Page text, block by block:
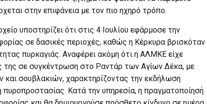
στην επιφάνεια με τον πιο ηχηρό τρόπο.
υποστηρίζει ότι στις 4 Ιουλίου εφάρμοσε την
σε δασικές περιοχές, καθώς η Κέρκυρα βρισκόταν
πυρκαγιάς. Αναφέρει ακόμη ότι η ΑΛΜΚΕ είχε
της σε συγκέντρωση στο Ραντάρ των Αγίων Δέκα, με
σουβλακιών, χαρακτηρίζοντας την εκδήλωση
πυροπροστασίας. Κατά την υπηρεσία, η πραγματοποίησή